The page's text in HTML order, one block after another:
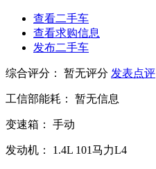
查看二手车
查看求购信息
发布二手车
综合评分： 暂无评分 发表点评
工信部能耗： 暂无信息
变速箱： 手动
发动机： 1.4L 101马力L4